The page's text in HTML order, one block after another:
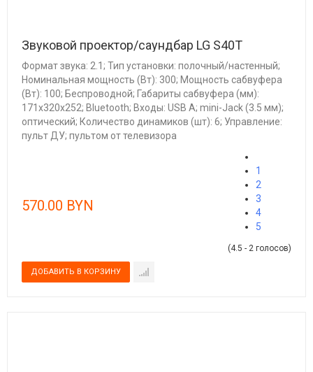
Звуковой проектор/саундбар LG S40T
Формат звука: 2.1; Тип установки: полочный/настенный;
Номинальная мощность (Вт): 300; Мощность сабвуфера
(Вт): 100; Беспроводной; Габариты сабвуфера (мм):
171x320x252; Bluetooth; Входы: USB A; mini-Jack (3.5 мм);
оптический; Количество динамиков (шт): 6; Управление:
пульт ДУ; пультом от телевизора
570.00 BYN
1
2
3
4
5
(4.5 - 2 голосов)